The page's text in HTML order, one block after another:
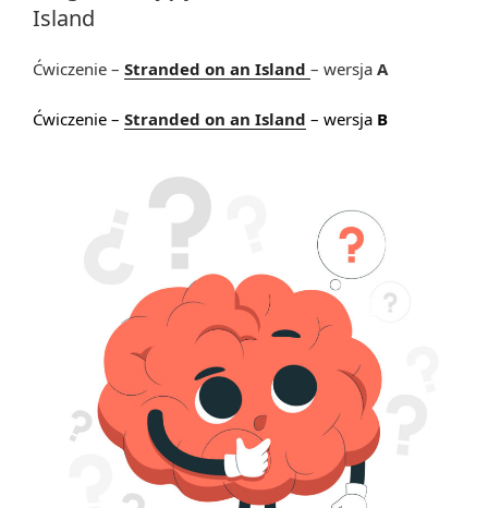
Island
Ćwiczenie – Stranded on an Island – wersja A
Ćwiczenie – Stranded on an Island – wersja B